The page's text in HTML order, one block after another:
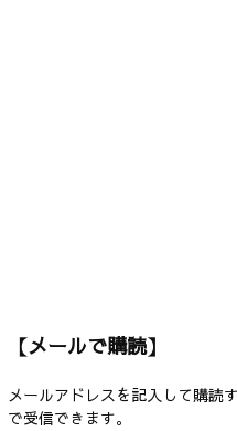
【メールで購読】
メールアドレスを記入して購読
で受信できます。